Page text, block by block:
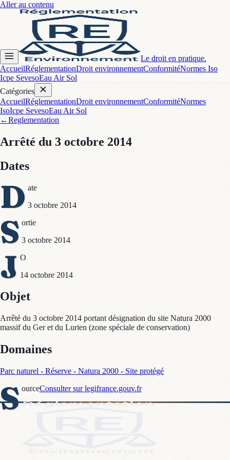
Aller au contenu
Le droit en pratique.
AccueilRéglementationDroit environnementConformitéNormes Iso
Icpe SevesoEau Air Sol
Catégories
AccueilRéglementationDroit environnementConformitéNormes
IsoIcpe SevesoEau Air Sol
←Reglementation
Arrêté du 3 octobre 2014
Dates
D ate
3 octobre 2014
S ortie
3 octobre 2014
J O
14 octobre 2014
Objet
Arrêté du 3 octobre 2014 portant désignation du site Natura 2000
massif du Ger et du Lurien (zone spéciale de conservation)
Domaines
Parc naturel - Réserve - Natura 2000 - Site protégé
S ourceConsulter sur legifrance.gouv.fr